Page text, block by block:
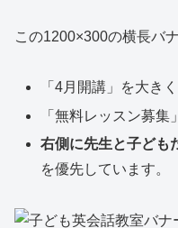
この1200×300の横長バ
「4月開講」を大き
「無料レッスン募
右側に先生と子ども
を優先しています。